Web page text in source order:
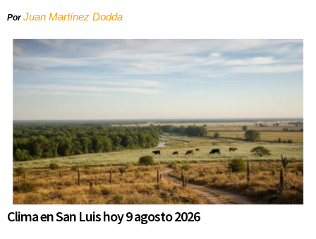
PorJuan Martínez Dodda
Clima en San Luis hoy 9 agosto 2026